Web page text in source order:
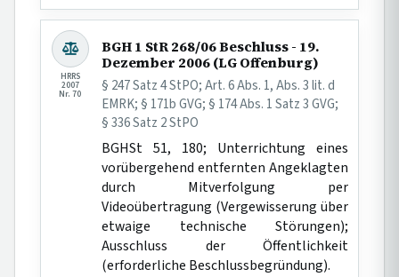
HRRS
2007
Nr. 70
BGH 1 StR 268/06 Beschluss - 19.
Dezember 2006 (LG Offenburg)
§ 247 Satz 4 StPO; Art. 6 Abs. 1, Abs. 3 lit. d
EMRK; § 171b GVG; § 174 Abs. 1 Satz 3 GVG;
§ 336 Satz 2 StPO
BGHSt 51, 180; Unterrichtung eines
vorübergehend entfernten Angeklagten
durch Mitverfolgung per
Videoübertragung (Vergewisserung über
etwaige technische Störungen);
Ausschluss der Öffentlichkeit
(erforderliche Beschlussbegründung).